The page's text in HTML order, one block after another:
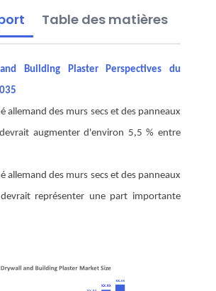
Table des matières
Building Plaster Perspectives du
allemand des murs secs et des panneaux
augmenter d'environ 5,5 % entre
allemand des murs secs et des panneaux
représenter une part importante